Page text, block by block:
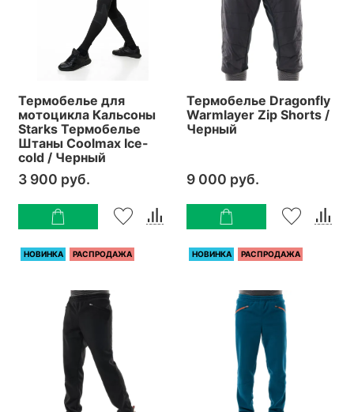
Термобелье для
мотоцикла Кальсоны
Starks Термобелье
Штаны Coolmax Ice-
cold / Черный
3 900 руб.
Термобелье Dragonfly
Warmlayer Zip Shorts /
Черный
9 000 руб.
НОВИНКА РАСПРОДАЖА НОВИНКА РАСПРОДАЖА